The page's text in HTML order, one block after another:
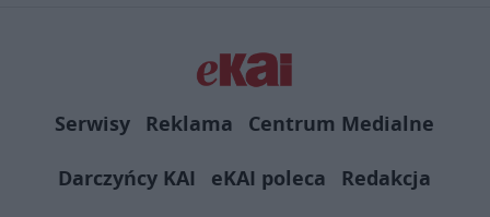
Serwisy Reklama
Centrum Medialne
Darczyńcy KAI
eKAI poleca Redakcja